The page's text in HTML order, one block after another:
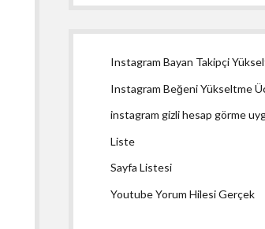
Instagram Bayan Takipçi
Instagram Beğeni Yükseltme
instagram gizli hesap görme
Liste
Sayfa Listesi
Youtube Yorum Hilesi Gerçek